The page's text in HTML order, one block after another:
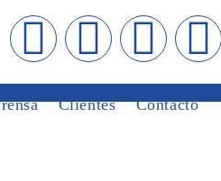
Clientes Contacto